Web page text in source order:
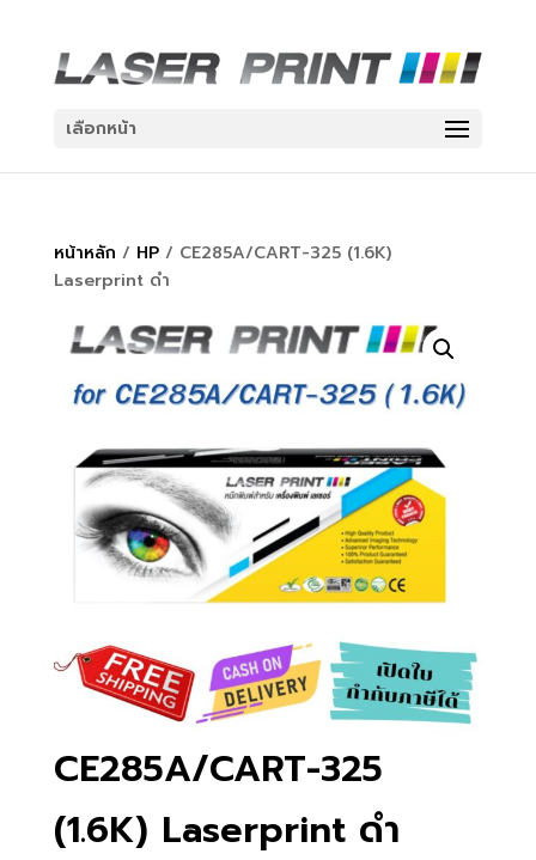
เลือกหน้า
หน้าหลัก / HP/ CE285A/CART-325 (1.6K)
Laserprint ดำ
CE285A/CART-325
(1.6K) Laserprint ดำ